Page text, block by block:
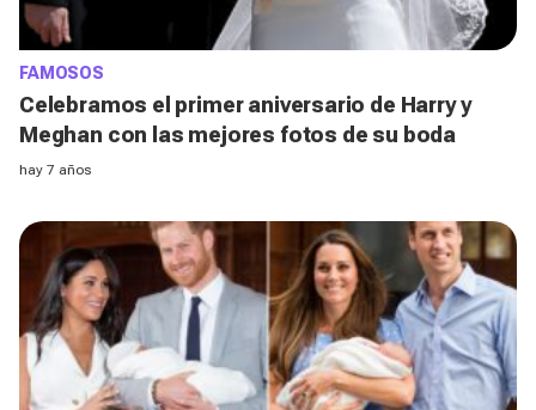
FAMOSOS
Celebramos el primer aniversario de Harry y
Meghan con las mejores fotos de su boda
hay 7 años